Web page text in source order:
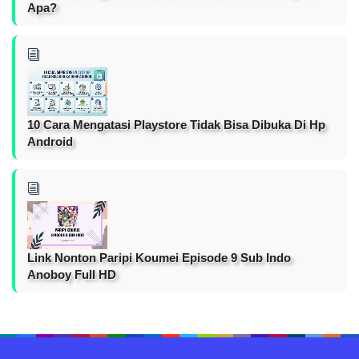
Apa?
10 Cara Mengatasi Playstore Tidak Bisa Dibuka Di Hp
Android
Link Nonton Paripi Koumei Episode 9 Sub Indo
Anoboy Full HD